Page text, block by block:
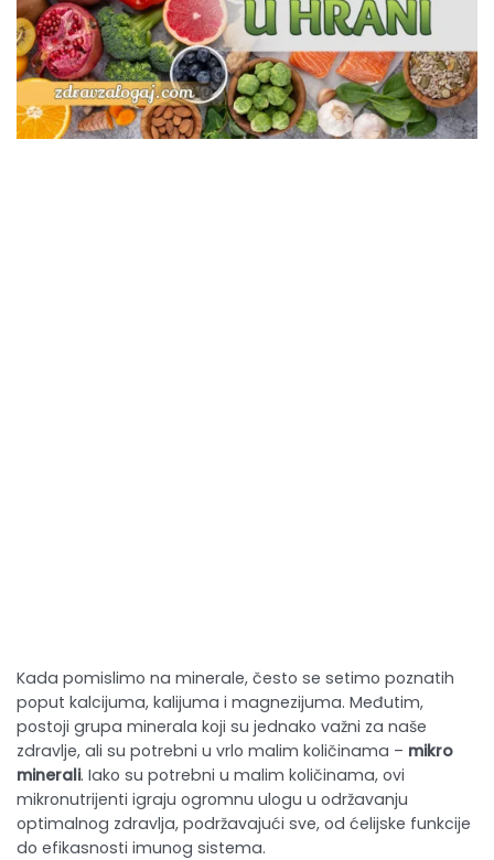
Kada pomislimo na minerale, često se setimo poznatih
poput kalcijuma, kalijuma i magnezijuma. Međutim,
postoji grupa minerala koji su jednako važni za naše
zdravlje, ali su potrebni u vrlo malim količinama – mikro
minerali. Iako su potrebni u malim količinama, ovi
mikronutrijenti igraju ogromnu ulogu u održavanju
optimalnog zdravlja, podržavajući sve, od ćelijske funkcije
do efikasnosti imunog sistema.